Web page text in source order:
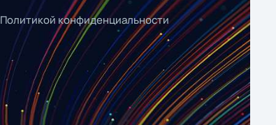
Политикой конфиденциальности